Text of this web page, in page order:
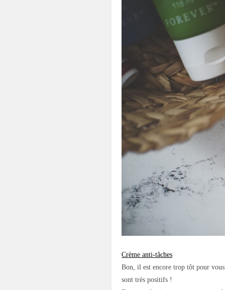
Crème anti-tâches
Bon, il est encore trop tôt pour
sont très positifs !